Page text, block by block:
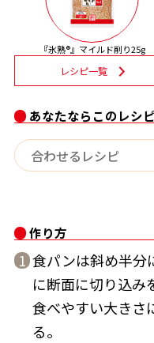
新鮮一番
かつおだしが決め手！
『氷熟®』マイルド削り25g
レシピ一覧
あなたならこのレシ
作り方
1 食パンは斜め半分
に断面に切り込み
食べやすい大きさ
る。